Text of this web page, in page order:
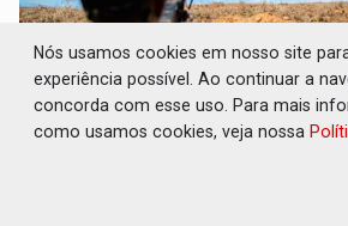
DEFESA: Exército testa
combate a drones durante
antiaéreo
Conduzido pelo Comando de Defesa
Nós usamos cookies em nosso site
experiência possível. Ao continuar a
concorda com esse uso. Para mais
como usamos cookies, veja nossa